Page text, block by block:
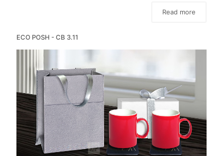
Read more
ECO POSH - CB 3.11